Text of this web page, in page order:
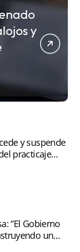
y
y suspende
practicaje
“El Gobierno
un